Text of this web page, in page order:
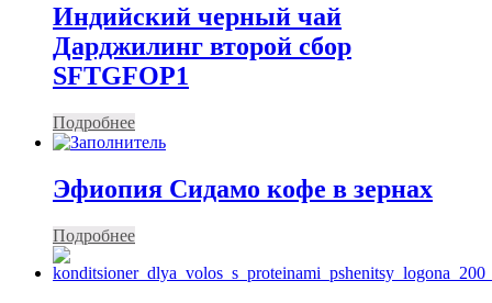
Индийский черный чай
Дарджилинг второй сбор
SFTGFOP1
Подробнее
Эфиопия Сидамо кофе в зернах
Подробнее